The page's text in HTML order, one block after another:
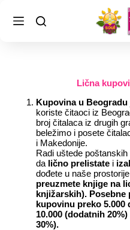
Lična
Kupovina u Beogradu
koriste čitaoci iz
broj čitalaca iz drugih
beležimo i posete
i Makedonije.
Radi uštede
da lično prelistatei
dođete u naše
preuzmete knjige na
knjižarskih). Posebne
kupovinu preko 5.000
10.000 (dodatnih
30%).